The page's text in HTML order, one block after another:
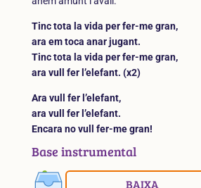
Tinc tota la vida per fer-me gran,
ara em toca anar jugant.
Tinc tota la vida per fer-me gran,
ara vull fer l’elefant. (x2)
Ara vull fer l’elefant,
ara vull fer l’elefant.
Encara no vull fer-me gran!
Base instrumental
BAIXA